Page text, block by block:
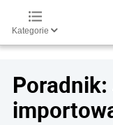
Kategorie